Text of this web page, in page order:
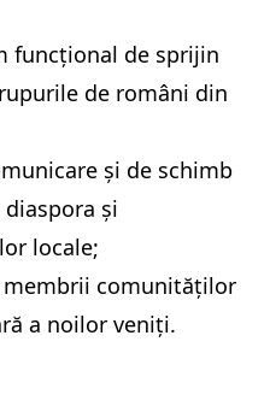
funcțional de sprijin
de români din
și de schimb
și
locale;
membrii comunităților
a noilor veniți.